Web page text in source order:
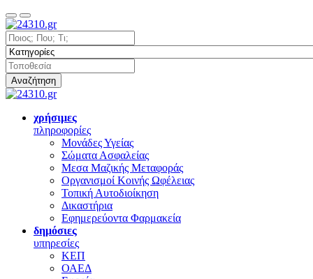
Αναζήτηση
χρήσιμες
πληροφορίες
Μονάδες Υγείας
Σώματα Ασφαλείας
Μεσα Μαζικής Μεταφοράς
Οργανισμοί Κοινής Ωφέλειας
Τοπική Αυτοδιοίκηση
Δικαστήρια
Εφημερεύοντα Φαρμακεία
δημόσιες
υπηρεσίες
ΚΕΠ
ΟΑΕΔ